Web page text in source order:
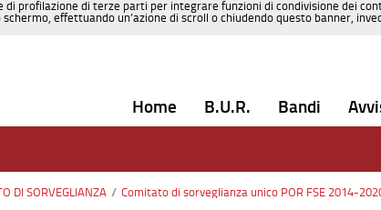
profilazione di terze parti per integrare funzioni di condivisione dei
effettuando un’azione di scroll o chiudendo questo banner,
Home B.U.R. Bandi
DI SORVEGLIANZA / Comitato di sorveglianza unico POR FSE 2014-